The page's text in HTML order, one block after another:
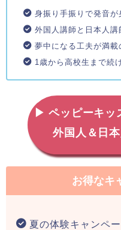
身振り手振りで発音
外国人講師と日本人講
夢中になる工夫が満
1歳から高校生まで続
▶ ペッピーキッ
外国人＆日
お得なキ
夏の体験キャンペ